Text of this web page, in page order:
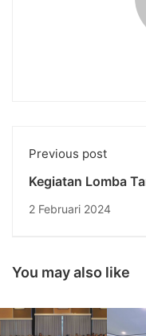
Previous post
Kegiatan Lomba
Dies Natalis ke-55
2 Februari 2024
You may also like